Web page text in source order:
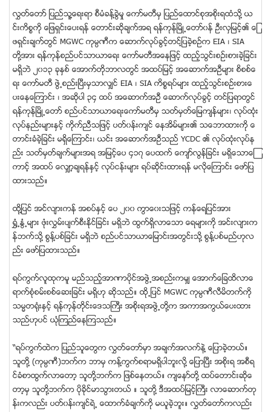
လႊတ္ေတာ္ ျပည္သူ႔ေရးရာ စီမံခန္႔ခြဲမႈ ေကာ္မတီမွ ျပည္ေထာင္စုအစိုးရထံသို႔ ယ
င္းကိစၥကို ေျဖရွင္းေပးရန္ ေတာင္းဆိုခ်က္အရ ရန္ကုန္ၿမိဳ႕ေတာ္၀န္ ဦးလွျမင့္၏ ေျ
ဖရွင္းခ်က္တြင္ MGWC ကုမၸဏီက ေဆာက္လုပ္ခြင့္တင္ျ့ပခဲ့စဥ္က EIA ၊ SIA
တို႔အား ရန္ကုန္စည္ပင္သာယာေရး ေကာ္မတီအေနျဖင့္ ထည့္သြင္းစဥ္းစားခဲ့ျခင္း
မရွိဘဲ ၂၀၁၃ ခုႏွစ္ ေအာက္တိုဘာလတြင္ အထပ္ျမင့္ အေဆာက္အဦမ်ား စိစစ္ေ
ရး ေကာ္မတီ ဖြဲ႕စည္းၿပီးမွသာလွ်င္ EIA ၊ SIA ကိစၥရပ္မ်ား ထည့္သြင္းစဥ္းစားေ
ပးေနေၾကာင္း ၊ အဆိုပါ ၃၄ ထပ္ အေဆာက္အဦ ေဆာက္လုပ္ခြင့္ တင္ျပရာတြင္
ရန္ကုန္ၿမိဳ႕ေတာ္ စည္ပင္သာယာေရးေကာ္မတီမွ သတ္မွတ္ေျမက်န္မ်ား၊ လုပ္ထံုး
လုပ္နည္းမ်ားႏွင့္ ကိုက္ညီသျဖင့္ ပတ္၀န္းက်င္ ေနအိမ္မ်ား၏ သေဘာထားကို ေ
တာင္းခံခဲ့ျခင္း မရွိေၾကာင္း၊ ယင္း အေဆာက္အဦသည္ YCDC ၏ လုပ္ထံုးလုပ္န
ည္း သတ္မွတ္ခ်က္မ်ားအရ အျမင့္ေပ ၄၁၇ ေပထက္ ေက်ာ္လြန္ျခင္း မရွိေသာေၾ
ကာင့္ အထပ္ ေလွ်ာ့ခ်ရန္ႏွင့္ လုပ္ငန္းမ်ား ရပ္ဆိုင္းထားရန္ မလိုေၾကာင္း ေဖာ္ျပ
ထားသည္။
ထို႔ျပင္ အင္လ်ားကန္ အစပ္ႏွင့္ ေပ ၂၀၀ ကြာေ၀းသျဖင့္ ကန္ေရျပင္အား
႐ႊံ႕ႏြံ႕မ်ား ဖံုးလႊမ္းပ်က္စီးႏိုင္ျခင္း မရွိဘဲ ထြက္ရွိလာေသာ ေရမ်ားကို အင္းလ်ားက
န္ဘက္သို႔ စြန္႔ပစ္ျခင္း မရွိဘဲ စည္ပင္သာယာေျမာင္းအတြင္းသို႔ စြန္႔ပစ္မည္ဟုလ
ည္း ေဖာ္ျပထားသည္။
ရပ္ကြက္လူထုကမူ မည္သည့္အာဏာပိုင္အဖြဲ႕အစည္းကမွ် ေအာက္ေျခထိလာေ
ရာက္စံုစမ္းစစ္ေဆးျခင္း မရွိဟု ဆိုသည္။ ထို႕ျပင္ MGWC ကုမၸဏီလီမိတက္ကို
သမၼတ႐ံုးႏွင့္ ရန္ကုန္တိုင္းေဒသႀကီး အစိုးရအဖြဲ႕တို႔က အကာအကြယ္ေပးထား
သည္ဟုပင္ ယံုၾကည္ေနၾကသည္။
“ရပ္ကြက္ထဲက ျပည္သူေတြက လႊတ္ေတာ္မွာ အခ်က္အလက္နဲ႔ ေျပာခဲ့တယ္။
သူတို႔ (ကုမၸဏီ)ဘက္က ဘာမွ ကန္႔ကြက္စရာမရွိပါဘူးလို႔ ေျပာၿပီး အစိုးရ အစီရ
င္ခံစာထြက္လာေတာ့ သူတို႔ဘက္က ျဖစ္ေနတယ္။ က်ေနာ္တို႔ ထပ္ေတာင္းဆိုေ
တာ့မွ သူတို႔ဘက္က ပိုခိုင္မာသြားတယ္ ။ သူတို႔ ဒီအထပ္ျမင့္ႀကီး လာေဆာက္တု
န္းကလည္း ပတ္၀န္းက်င္ရဲ႕ ေထာက္ခံခ်က္ကို မယူခဲ့ဘူး။ လႊတ္ေတာ္ကလည္း